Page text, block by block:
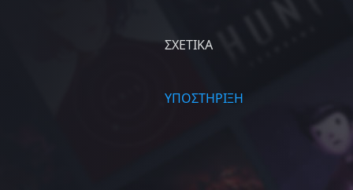
ΣΧΕΤΙΚΆ
ΥΠΟΣΤΗΡΙΞΗ